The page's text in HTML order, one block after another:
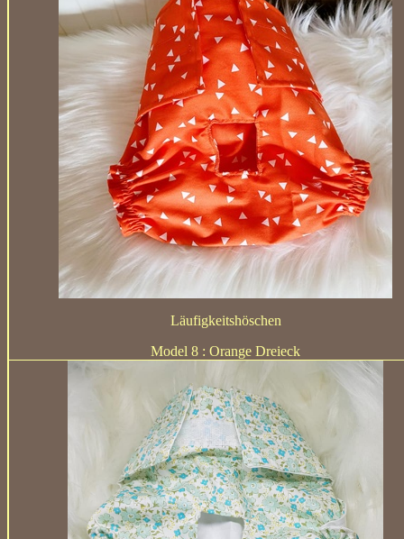
Läufigkeitshöschen
Model 8 : Orange Dreieck